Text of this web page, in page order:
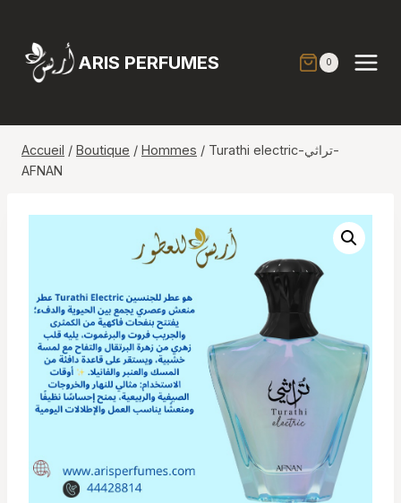
contenu
ARIS PERFUMES 0
Accueil / Boutique / Hommes / Turathi electric-تراثي-
AFNAN